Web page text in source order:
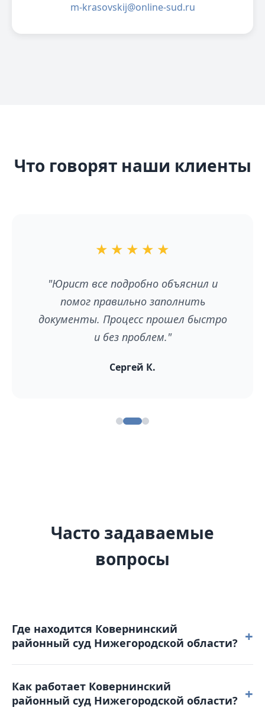
m-krasovskij@online-sud.ru
Что говорят наши клиенты
★ ★ ★ ★ ★
"Юрист все подробно объяснил и
помог правильно заполнить
документы. Процесс прошел быстро
и без проблем."
Сергей К.
Часто задаваемые
вопросы
Где находится Ковернинский
районный суд Нижегородской области? +
области расположен по адресу: 606570,
Нижегородская область, п. Ковернино,
Как работает Ковернинский
районный суд Нижегородской области? +